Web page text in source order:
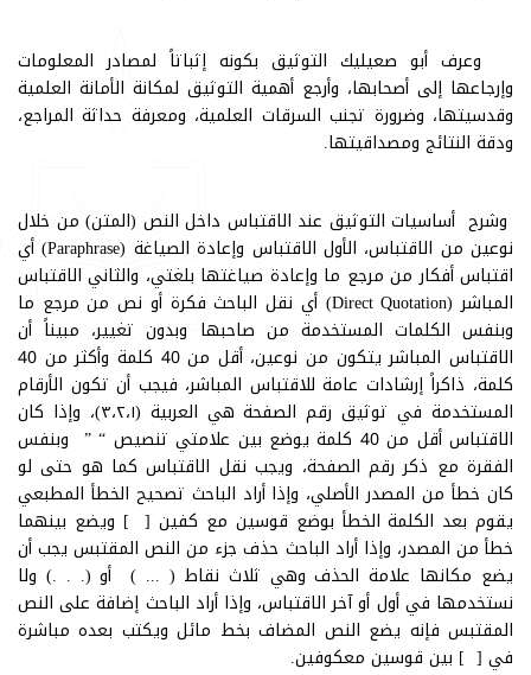
وعرف أبو صعيليك التوثيق بكونه إثباتاً لمصادر المعلومات
وإرجاعها إلى أصحابها، وأرجع أهمية التوثيق لمكانة الأمانة العلمية
وقدسيتها، وضرورة تجنب السرقات العلمية، ومعرفة حداثة المراجع،
ودقة النتائج ومصداقيتها.
وشرح أساسيات التوثيق عند الاقتباس داخل النص (المتن) من خلال
نوعين من الاقتباس، الأول الاقتباس وإعادة الصياغة (Paraphrase) أي
اقتباس أفكار من مرجع ما وإعادة صياغتها بلغتي، والثاني الاقتباس
المباشر (Direct Quotation) أي نقل الباحث فكرة أو نص من مرجع ما
وبنفس الكلمات المستخدمة من صاحبها وبدون تغيير، مبيناً أن
الاقتباس المباشر يتكون من نوعين، أقل من 40 كلمة وأكثر من 40
كلمة، ذاكراً إرشادات عامة للاقتباس المباشر، فيجب أن تكون الأرقام
المستخدمة في توثيق رقم الصفحة هي العربية (٣،٢،١)، وإذا كان
الاقتباس أقل من 40 كلمة يوضع بين علامتي تنصيص “ ” وبنفس
الفقرة مع ذكر رقم الصفحة، ويجب نقل الاقتباس كما هو حتى لو
كان خطأ من المصدر الأصلي، وإذا أراد الباحث تصحيح الخطأ المطبعي
يقوم بعد الكلمة الخطأ بوضع قوسين مع كفين [ ] ويضع بينهما
خطأ من المصدر، وإذا أراد الباحث حذف جزء من النص المقتبس يجب أن
يضع مكانها علامة الحذف وهي ثلاث نقاط ( ... ) أو (. . .) ولا
نستخدمها في أول أو آخر الاقتباس، وإذا أراد الباحث إضافة على النص
المقتبس فإنه يضع النص المضاف بخط مائل ويكتب بعده مباشرة
في [ ] بين قوسين معكوفين.